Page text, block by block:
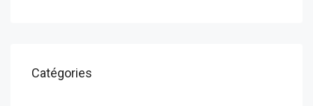
Catégories